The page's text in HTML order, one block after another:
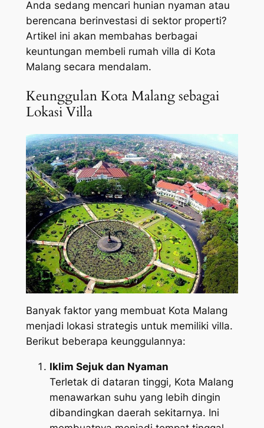
Anda sedang mencari hunian nyaman atau
berencana berinvestasi di sektor properti?
Artikel ini akan membahas berbagai
keuntungan membeli rumah villa di Kota
Malang secara mendalam.
Keunggulan Kota Malang sebagai
Lokasi Villa
Banyak faktor yang membuat Kota Malang
menjadi lokasi strategis untuk memiliki villa.
Berikut beberapa keunggulannya:
Iklim Sejuk dan Nyaman
Terletak di dataran tinggi, Kota Malang
menawarkan suhu yang lebih dingin
dibandingkan daerah sekitarnya. Ini